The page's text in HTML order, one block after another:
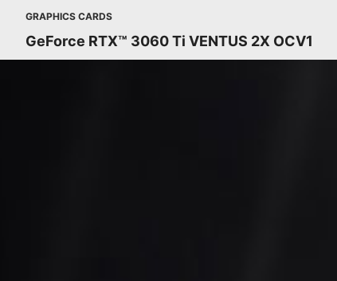
GRAPHICS CARDS
GeForce RTX™ 3060 Ti VENTUS 2X OCV1